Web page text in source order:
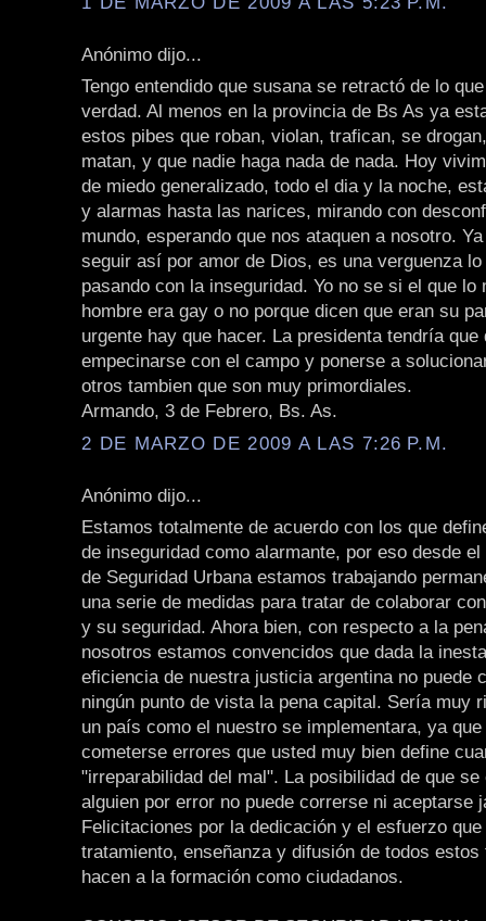
Anónimo dijo...
Tengo entendido que susana se retractó de lo
verdad. Al menos en la provincia de Bs As ya
estos pibes que roban, violan, trafican, se
matan, y que nadie haga nada de nada. Hoy
de miedo generalizado, todo el dia y la noche,
y alarmas hasta las narices, mirando con
mundo, esperando que nos ataquen a nosotro.
seguir así por amor de Dios, es una verguenza
pasando con la inseguridad. Yo no se si el que lo
hombre era gay o no porque dicen que eran su
urgente hay que hacer. La presidenta tendría que
empecinarse con el campo y ponerse a
otros tambien que son muy primordiales.
Armando, 3 de Febrero, Bs. As.
2 DE MARZO DE 2009 A LAS 7:26 P.M.
Anónimo dijo...
Estamos totalmente de acuerdo con los que
de inseguridad como alarmante, por eso desde
de Seguridad Urbana estamos trabajando
una serie de medidas para tratar de colaborar
y su seguridad. Ahora bien, con respecto a la
nosotros estamos convencidos que dada la
eficiencia de nuestra justicia argentina no puede
ningún punto de vista la pena capital. Sería muy
un país como el nuestro se implementara, ya
cometerse errores que usted muy bien define
"irreparabilidad del mal". La posibilidad de que se
alguien por error no puede correrse ni aceptarse
Felicitaciones por la dedicación y el esfuerzo que
tratamiento, enseñanza y difusión de todos estos
hacen a la formación como ciudadanos.